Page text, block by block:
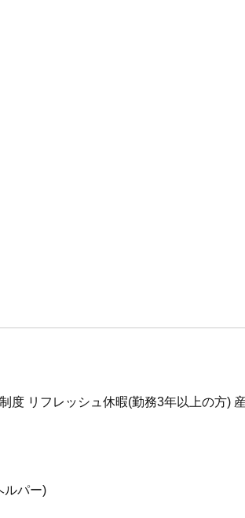
リフレッシュ休暇(勤務3年以上の方)
パー)